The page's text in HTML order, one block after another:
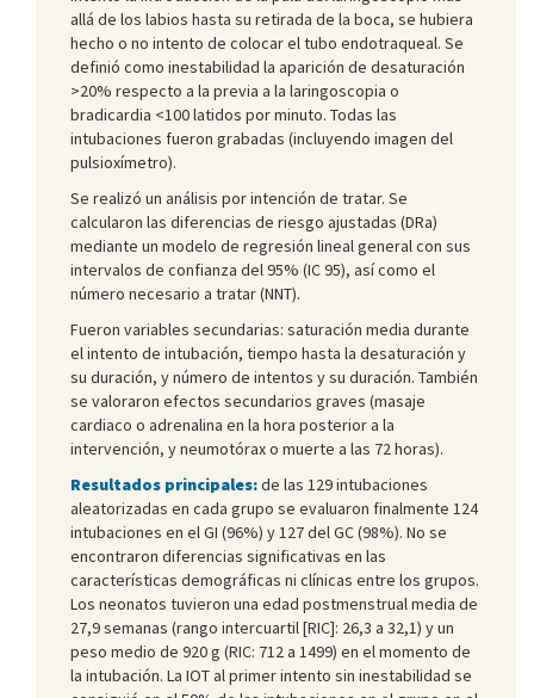
allá de los labios hasta su retirada de la boca, se hubiera
hecho o no intento de colocar el tubo endotraqueal. Se
definió como inestabilidad la aparición de desaturación
>20% respecto a la previa a la laringoscopia o
bradicardia <100 latidos por minuto. Todas las
intubaciones fueron grabadas (incluyendo imagen del
pulsioxímetro).
Se realizó un análisis por intención de tratar. Se
calcularon las diferencias de riesgo ajustadas (DRa)
mediante un modelo de regresión lineal general con sus
intervalos de confianza del 95% (IC 95), así como el
número necesario a tratar (NNT).
Fueron variables secundarias: saturación media durante
el intento de intubación, tiempo hasta la desaturación y
su duración, y número de intentos y su duración. También
se valoraron efectos secundarios graves (masaje
cardiaco o adrenalina en la hora posterior a la
intervención, y neumotórax o muerte a las 72 horas).
Resultados principales:de las 129 intubaciones
aleatorizadas en cada grupo se evaluaron finalmente 124
intubaciones en el GI (96%) y 127 del GC (98%). No se
encontraron diferencias significativas en las
características demográficas ni clínicas entre los grupos.
Los neonatos tuvieron una edad postmenstrual media de
27,9 semanas (rango intercuartil [RIC]: 26,3 a 32,1) y un
peso medio de 920 g (RIC: 712 a 1499) en el momento de
la intubación. La IOT al primer intento sin inestabilidad se